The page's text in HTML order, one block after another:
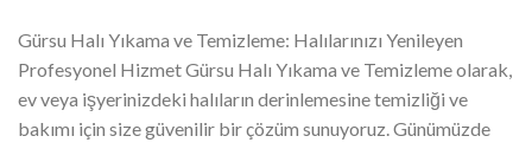
Gürsu Halı Yıkama ve Temizleme: Halılarınızı Yenileyen
Profesyonel Hizmet Gürsu Halı Yıkama ve Temizleme olarak,
ev veya işyerinizdeki halıların derinlemesine temizliği ve
bakımı için size güvenilir bir çözüm sunuyoruz. Günümüzde